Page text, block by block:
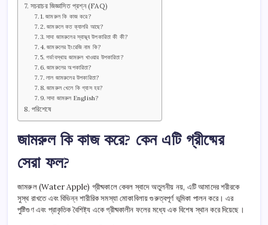
সচরাচর জিজ্ঞাসিত প্রশ্ন (FAQ)
জামরুল কি কাজ করে?
জামরুলে কত ক্যালরি আছে?
সাদা জামরুলের স্বাস্থ্য উপকারিতা কী কী?
জামরুলের ইংরেজি নাম কি?
গর্ভাবস্থায় জামরুল খাওয়ার উপকারিতা?
জামরুলের অপকারিতা?
লাল জামরুলের উপকারিতা?
জামরুল খেলে কি গ্যাস হয়?
সাদা জামরুল English?
পরিশেষে
জামরুল কি কাজ করে? কেন এটি গ্রীষ্মের
সেরা ফল?
জামরুল (Water Apple) গ্রীষ্মকালে কেবল স্বাদে অতুলনীয় নয়, এটি আমাদের শরীরকে
সুস্থ রাখতে এবং বিভিন্ন শারীরিক সমস্যা মোকাবিলায় গুরুত্বপূর্ণ ভূমিকা পালন করে। এর
পুষ্টিগুণ এবং প্রাকৃতিক বৈশিষ্ট্য একে গ্রীষ্মকালীন ফলের মধ্যে এক বিশেষ স্থান করে দিয়েছে।